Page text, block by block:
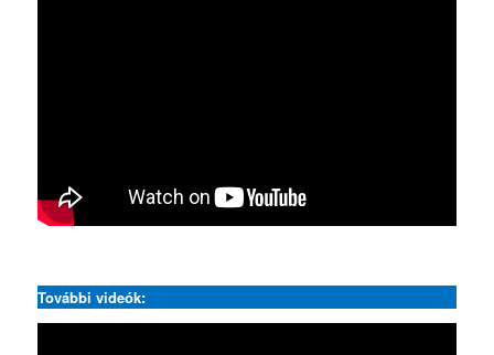
További videók: